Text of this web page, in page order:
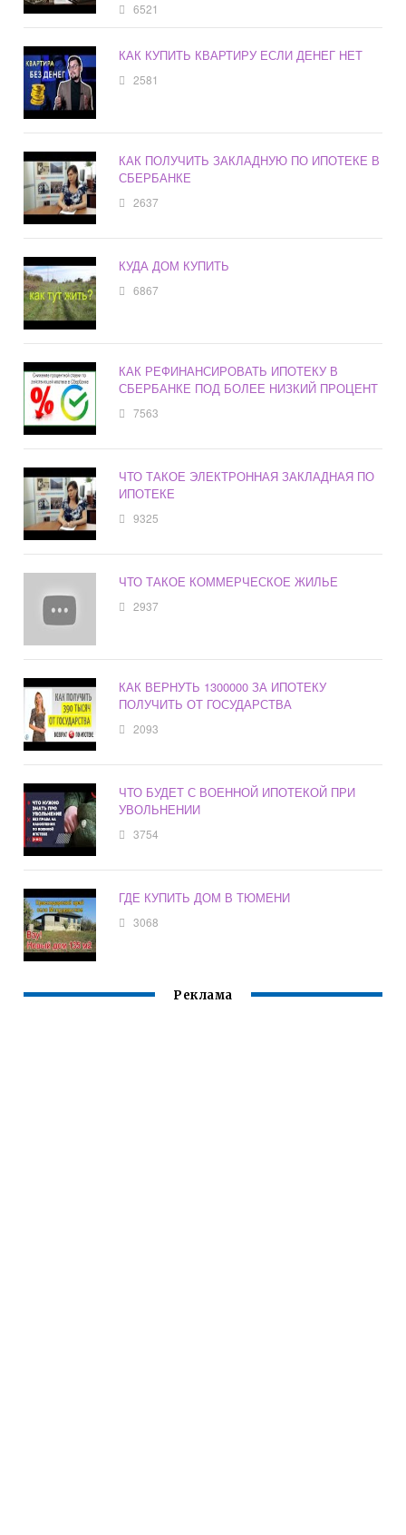
6521
КАК КУПИТЬ КВАРТИРУ ЕСЛИ ДЕНЕГ НЕТ
2581
КАК ПОЛУЧИТЬ ЗАКЛАДНУЮ ПО ИПОТЕКЕ В
СБЕРБАНКЕ
2637
КУДА ДОМ КУПИТЬ
6867
КАК РЕФИНАНСИРОВАТЬ ИПОТЕКУ В
СБЕРБАНКЕ ПОД БОЛЕЕ НИЗКИЙ ПРОЦЕНТ
7563
ЧТО ТАКОЕ ЭЛЕКТРОННАЯ ЗАКЛАДНАЯ ПО
ИПОТЕКЕ
9325
ЧТО ТАКОЕ КОММЕРЧЕСКОЕ ЖИЛЬЕ
2937
КАК ВЕРНУТЬ 1300000 ЗА ИПОТЕКУ
ПОЛУЧИТЬ ОТ ГОСУДАРСТВА
2093
ЧТО БУДЕТ С ВОЕННОЙ ИПОТЕКОЙ ПРИ
УВОЛЬНЕНИИ
3754
ГДЕ КУПИТЬ ДОМ В ТЮМЕНИ
3068
Реклама